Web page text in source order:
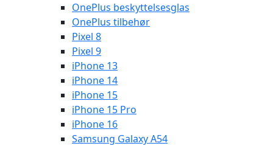
OnePlus beskyttelsesglas
OnePlus tilbehør
Pixel 8
Pixel 9
iPhone 13
iPhone 14
iPhone 15
iPhone 15 Pro
iPhone 16
Samsung Galaxy A54